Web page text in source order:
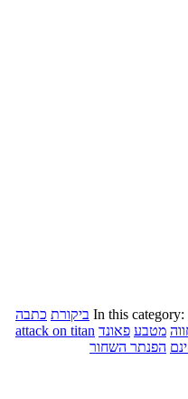
In this category: ביקורת כתבה
מטבע פאונד attack on titan
הפנתר השחור